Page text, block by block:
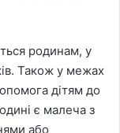
родинам, у
Також у межах
дітям до
є малеча з
або